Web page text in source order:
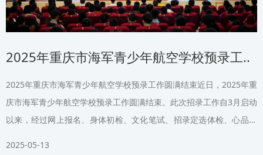
2025年重庆市海军青少年航空学校预录工..
2025年重庆市海军青少年航空学校预录工作圆满结束近日，2025年重
庆市海军青少年航空学校预录工作圆满结束。此次招录工作自3月启动
以来，经过网上报名、身体初检、文化笔试、招录定选体检、心品检
2025-05-13